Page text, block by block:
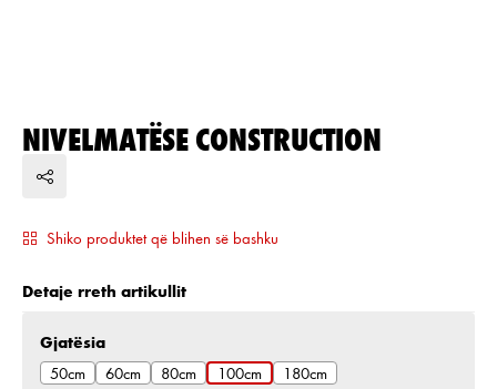
NIVELMATËSE CONSTRUCTION
Shiko produktet që blihen së bashku
Detaje rreth artikullit
Zgjidh
Gjatësia
50cm
60cm 80cm 100cm 180cm